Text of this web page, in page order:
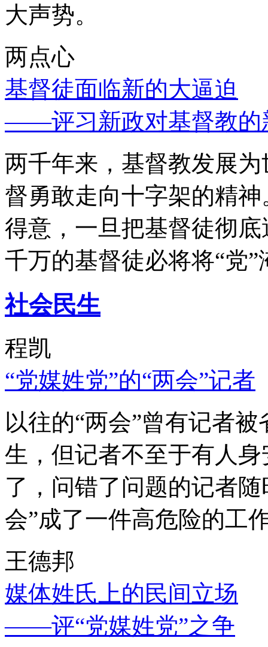
大声势。
两点心
基督徒面临新的大逼迫
——评习新政对基督教的
两千年来，基督教发展
督勇敢走向十字架的精
得意，一旦把基督徒彻
千万的基督徒必将将“党”
社会民生
程凯
“党媒姓党”的“两会”记者
以往的“两会”曾有记者
生，但记者不至于有人
了，问错了问题的记者
会”成了一件高危险的工
王德邦
媒体姓氏上的民间立场
——评“党媒姓党”之争